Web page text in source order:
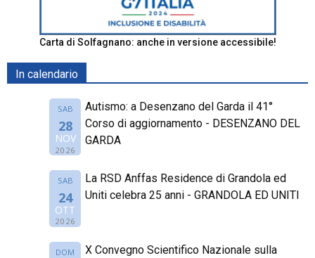
Carta di Solfagnano: anche in versione accessibile!
In calendario
SAB
28
NOV
2026
Autismo: a Desenzano del Garda il 41°
Corso di aggiornamento - DESENZANO DEL
GARDA
SAB
24
OTT
2026
La RSD Anffas Residence di Grandola ed
Uniti celebra 25 anni - GRANDOLA ED UNITI
DOM
X Convegno Scientifico Nazionale sulla